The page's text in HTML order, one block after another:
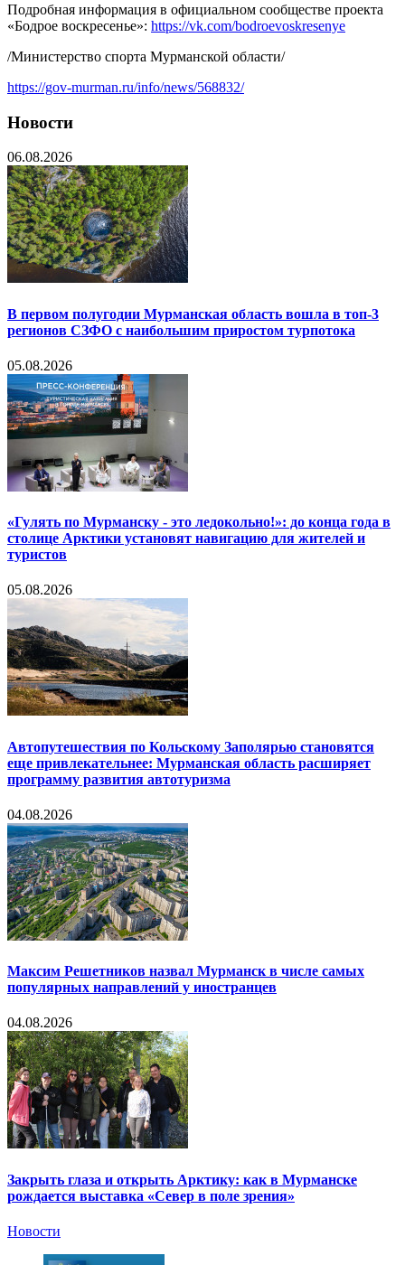
Подробная информация в официальном сообществе проекта
«Бодрое воскресенье»: https://vk.com/bodroevoskresenye
/Министерство спорта Мурманской области/
https://gov-murman.ru/info/news/568832/
Новости
06.08.2026
В первом полугодии Мурманская область вошла в топ-3
регионов СЗФО с наибольшим приростом турпотока
05.08.2026
«Гулять по Мурманску - это ледокольно!»: до конца года в
столице Арктики установят навигацию для жителей и
туристов
05.08.2026
Автопутешествия по Кольскому Заполярью становятся
еще привлекательнее: Мурманская область расширяет
программу развития автотуризма
04.08.2026
Максим Решетников назвал Мурманск в числе самых
популярных направлений у иностранцев
04.08.2026
Закрыть глаза и открыть Арктику: как в Мурманске
рождается выставка «Север в поле зрения»
Новости